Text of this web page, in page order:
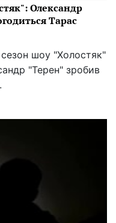
Олександр
Тарас
шоу "Холостяк"
"Терен" зробив